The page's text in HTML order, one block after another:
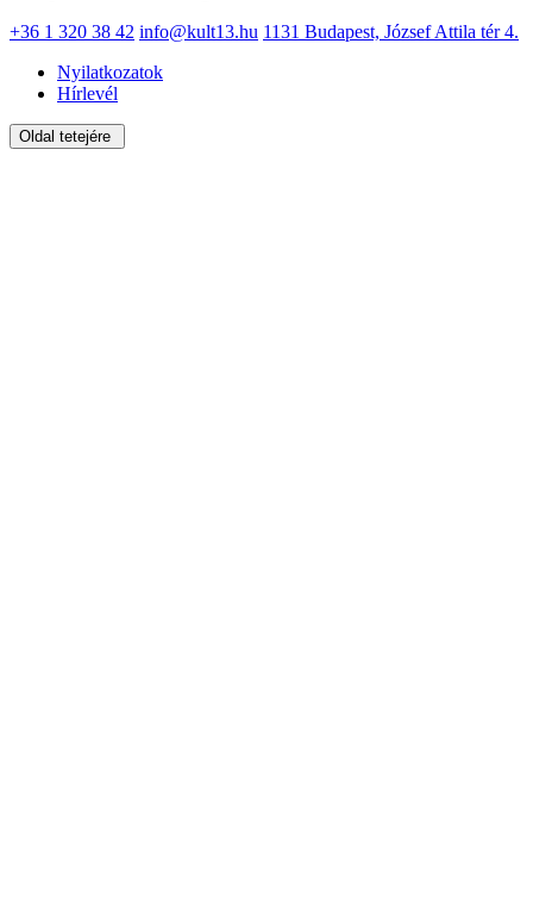
+36 1 320 38 42 info@kult13.hu 1131 Budapest, József Attila tér 4.
Nyilatkozatok
Hírlevél
Oldal tetejére